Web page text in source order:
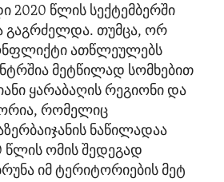
2020 წლის სექტემბერში
გაგრძელდა. თუმცა, ორ
ათწლეულებს
მეტწილად სომხებით
ყარაბაღის რეგიონი და
რომელიც
ნაწილადაა
წლის ომის შედეგად
იმ ტერიტორიების მეტ